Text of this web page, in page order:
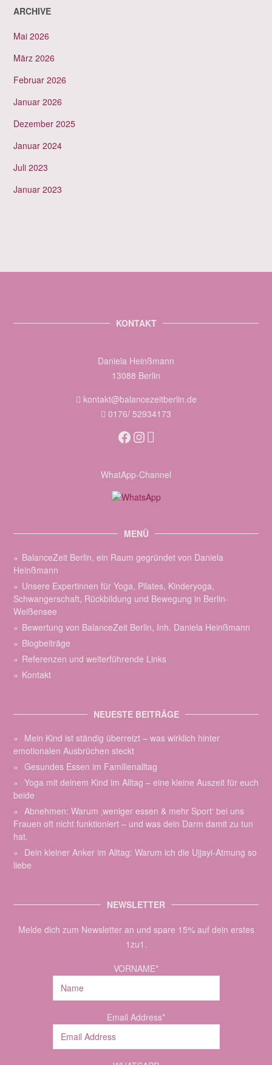
ARCHIVE
Mai 2026
März 2026
Februar 2026
Januar 2026
Dezember 2025
Januar 2024
Juli 2023
Januar 2023
KONTAKT
Daniela Heinßmann
13088 Berlin
kontakt@balancezeitberlin.de
0176/ 52934173
Facebook
Instagram
WhatApp-Channel
MENÜ
BalanceZeit Berlin, ein Raum gegründet von Daniela
Heinßmann
Unsere Expertinnen für Yoga, Pilates, Kinderyoga,
Schwangerschaft, Rückbildung und Bewegung in Berlin-
Weißensee
Bewertung von BalanceZeit Berlin, Inh. Daniela Heinßmann
Blogbeiträge
Referenzen und weiterführende Links
Kontakt
NEUESTE BEITRÄGE
Mein Kind ist ständig überreizt – was wirklich hinter
emotionalen Ausbrüchen steckt
Gesundes Essen im Familienalltag
Yoga mit deinem Kind im Alltag – eine kleine Auszeit für euch
beide
Abnehmen: Warum ‚weniger essen & mehr Sport‘ bei uns
Frauen oft nicht funktioniert – und was dein Darm damit zu tun
hat.
Dein kleiner Anker im Alltag: Warum ich die Ujjayi-Atmung so
liebe
NEWSLETTER
Melde dich zum Newsletter an und spare 15% auf dein erstes
1zu1.
VORNAME*
Email Address*